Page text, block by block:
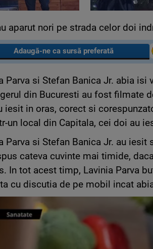
aparut nori pe strada celor doi
Adaugă-ne ca sursă preferată
Parva si Stefan Banica Jr. abia
din Bucuresti au fost filmate
iesit in oras, corect si
un local din Capitala, cei doi au
Parva si Stefan Banica Jr. au
cateva cuvinte mai timide,
In tot acest timp, Lavinia Parva
cu discutia de pe mobil incat